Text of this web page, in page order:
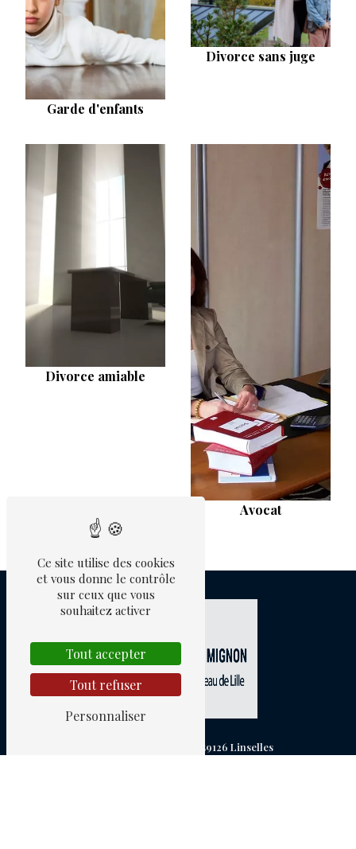
Garde d'enfants
Divorce sans juge
Divorce amiable
Avocat
7 bis rue Clémenceau, 59126 Linselles
Ce site utilise des cookies
et vous donne le contrôle
sur ceux que vous
souhaitez activer
Tout accepter
Tout refuser
Personnaliser